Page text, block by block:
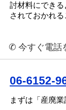
討材料にできる
されておかれる
✆ 今すぐ電話
06-6152-
まずは「産廃